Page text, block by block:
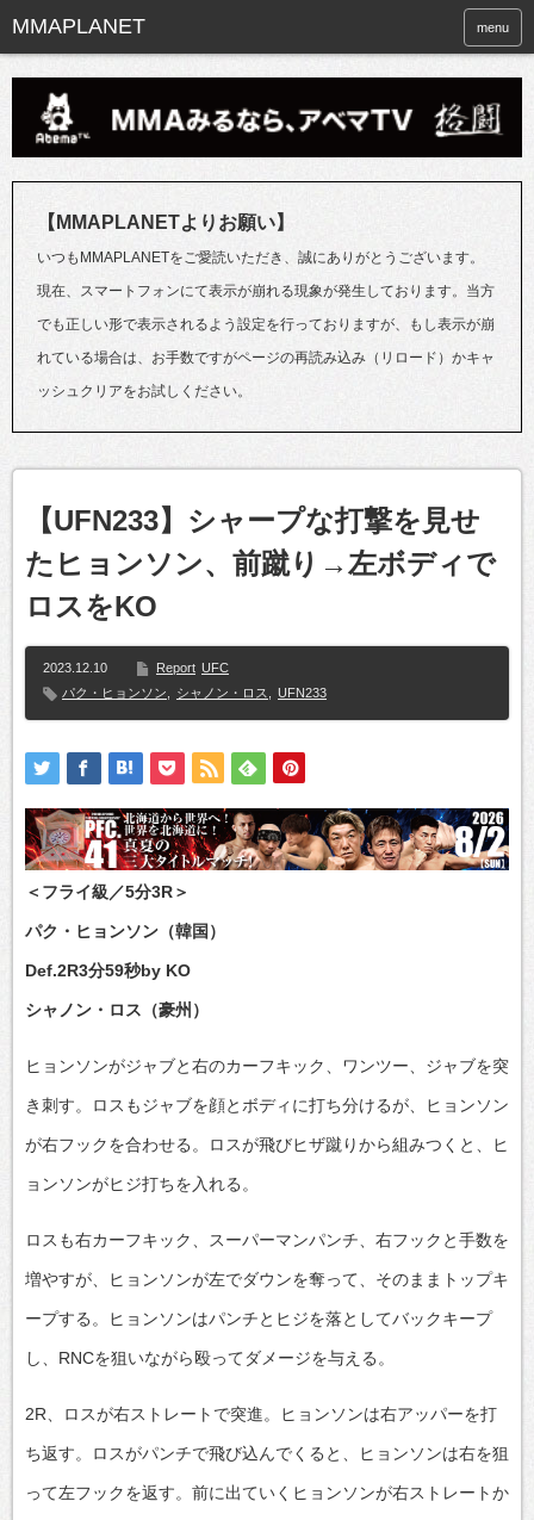
menu
【MMAPLANETよりお願い】
いつもMMAPLANETをご愛読いただき、誠にありがとうございます。
現在、スマートフォンにて表示が崩れる現象が発生しております。当方
でも正しい形で表示されるよう設定を行っておりますが、もし表示が崩
れている場合は、お手数ですがページの再読み込み（リロード）かキャ
ッシュクリアをお試しください。
【UFN233】シャープな打撃を見せ
たヒョンソン、前蹴り→左ボディで
ロスをKO
2023.12.10 Report UFC
パク・ヒョンソン
シャノン・ロス UFN233
＜フライ級／5分3R＞
パク・ヒョンソン（韓国）
Def.2R3分59秒by KO
シャノン・ロス（豪州）
ヒョンソンがジャブと右のカーフキック、ワンツー、ジャブを突
き刺す。ロスもジャブを顔とボディに打ち分けるが、ヒョンソン
が右フックを合わせる。ロスが飛びヒザ蹴りから組みつくと、ヒ
ョンソンがヒジ打ちを入れる。
ロスも右カーフキック、スーパーマンパンチ、右フックと手数を
増やすが、ヒョンソンが左でダウンを奪って、そのままトップキ
ープする。ヒョンソンはパンチとヒジを落としてバックキープ
し、RNCを狙いながら殴ってダメージを与える。
2R、ロスが右ストレートで突進。ヒョンソンは右アッパーを打
ち返す。ロスがパンチで飛び込んでくると、ヒョンソンは右を狙
って左フックを返す。前に出ていくヒョンソンが右ストレートか